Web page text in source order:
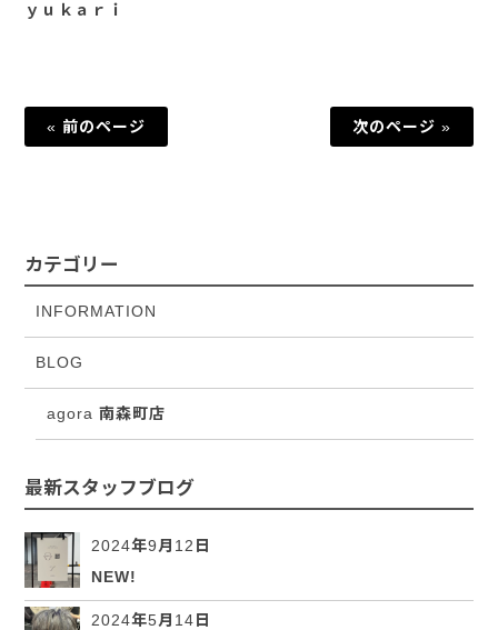
ｙｕｋａｒｉ
« 前のページ 次のページ »
カテゴリー
INFORMATION
BLOG
agora 南森町店
最新スタッフブログ
2024年9月12日
NEW!
2024年5月14日